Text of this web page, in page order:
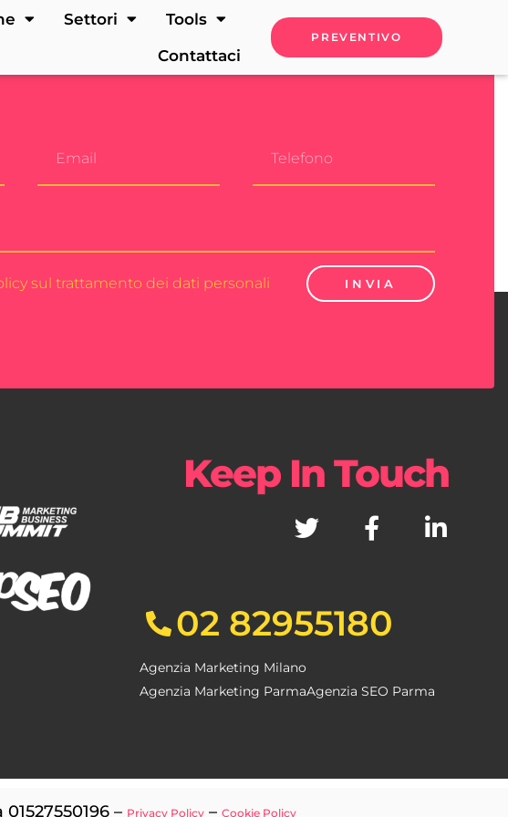
Settori
Tools
Contattaci
PREVENTIVO
sul trattamento dei dati personali INVIA
Keep In Touch
02 82955180
Agenzia Marketing Milano
Agenzia Marketing ParmaAgenzia SEO Parma
– Privacy Policy – Cookie Policy